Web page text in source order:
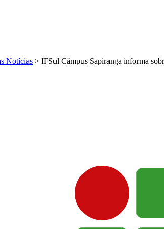
Notícias > IFSul Câmpus Sapiranga informa